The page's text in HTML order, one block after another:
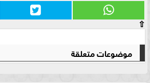
⇧
موضوعات متعلقة